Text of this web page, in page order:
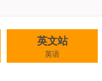
英文站
英语